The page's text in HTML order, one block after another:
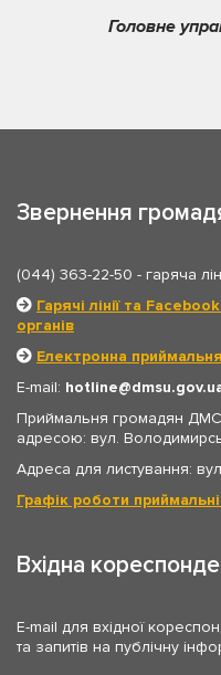
Головне
Звернення
(044) 363-22-50 - гаряча
Гарячі лінії та
органів
Електронна приймальня
E-mail: hotline
Приймальня громадян
адресою: вул.
Адреса для листування:
Графік роботи
Вхідна
E-mail для вхідної
та запитів на публічну